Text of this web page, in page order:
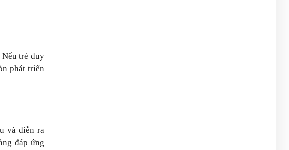
trẻ duy
phát triển
và diễn ra
đáp ứng